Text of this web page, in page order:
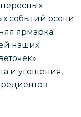
событий осени
ярмарка.
наших
и угощения,